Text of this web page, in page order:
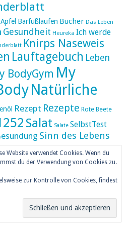
Apfel Barfußlaufen Bücher Das Leben
Gesundheit Heureka Ich werde
Knirps Naseweis
Lauftagebuch Leben
BodyGym My
Natürliche
Rezept Rezepte Rote Beete
Salat Salate SelbstTest
Sinn des Lebens
Ultramarathon
Weihnachten
weiser UHU
Website verwendet Cookies. Wenn du
du der Verwendung von Cookies zu.
zur Kontrolle von Cookies, findest